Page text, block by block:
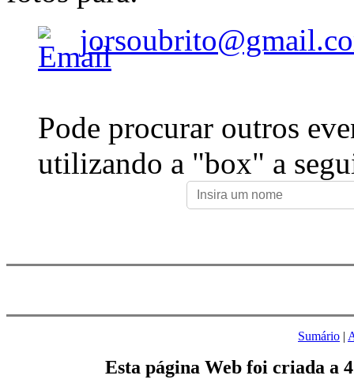
Pode procurar outros
utilizando a "box" a
Sumário |
Esta página Web foi criada a